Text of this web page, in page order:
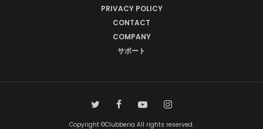
PRIVACY POLICY
CONTACT
COMPANY
サポート
Copyright ©Clubberia All rights reserved.